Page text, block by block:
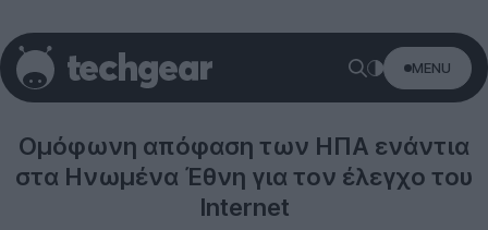
MENU
Ομόφωνη απόφαση των ΗΠΑ ενάντια
στα Ηνωμένα Έθνη για τον έλεγχο του
Internet